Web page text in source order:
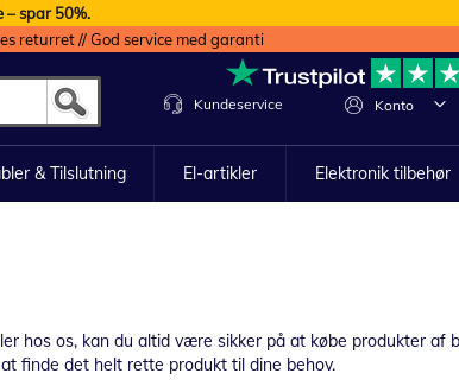
– spar 50%.
returret // God service med garanti
Konto
Lave
Kundeservice
& Tilslutning El-artikler Elektronik tilbehør
hos os, kan du altid være sikker på at købe produkter af
finde det helt rette produkt til dine behov.